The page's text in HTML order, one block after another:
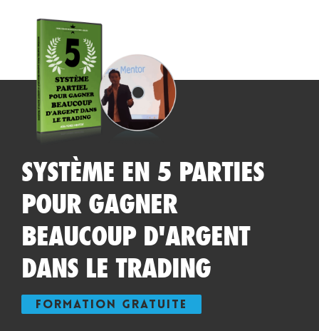
SYSTÈME EN 5 PARTIES
POUR GAGNER
BEAUCOUP D'ARGENT
DANS LE TRADING
FORMATION GRATUITE